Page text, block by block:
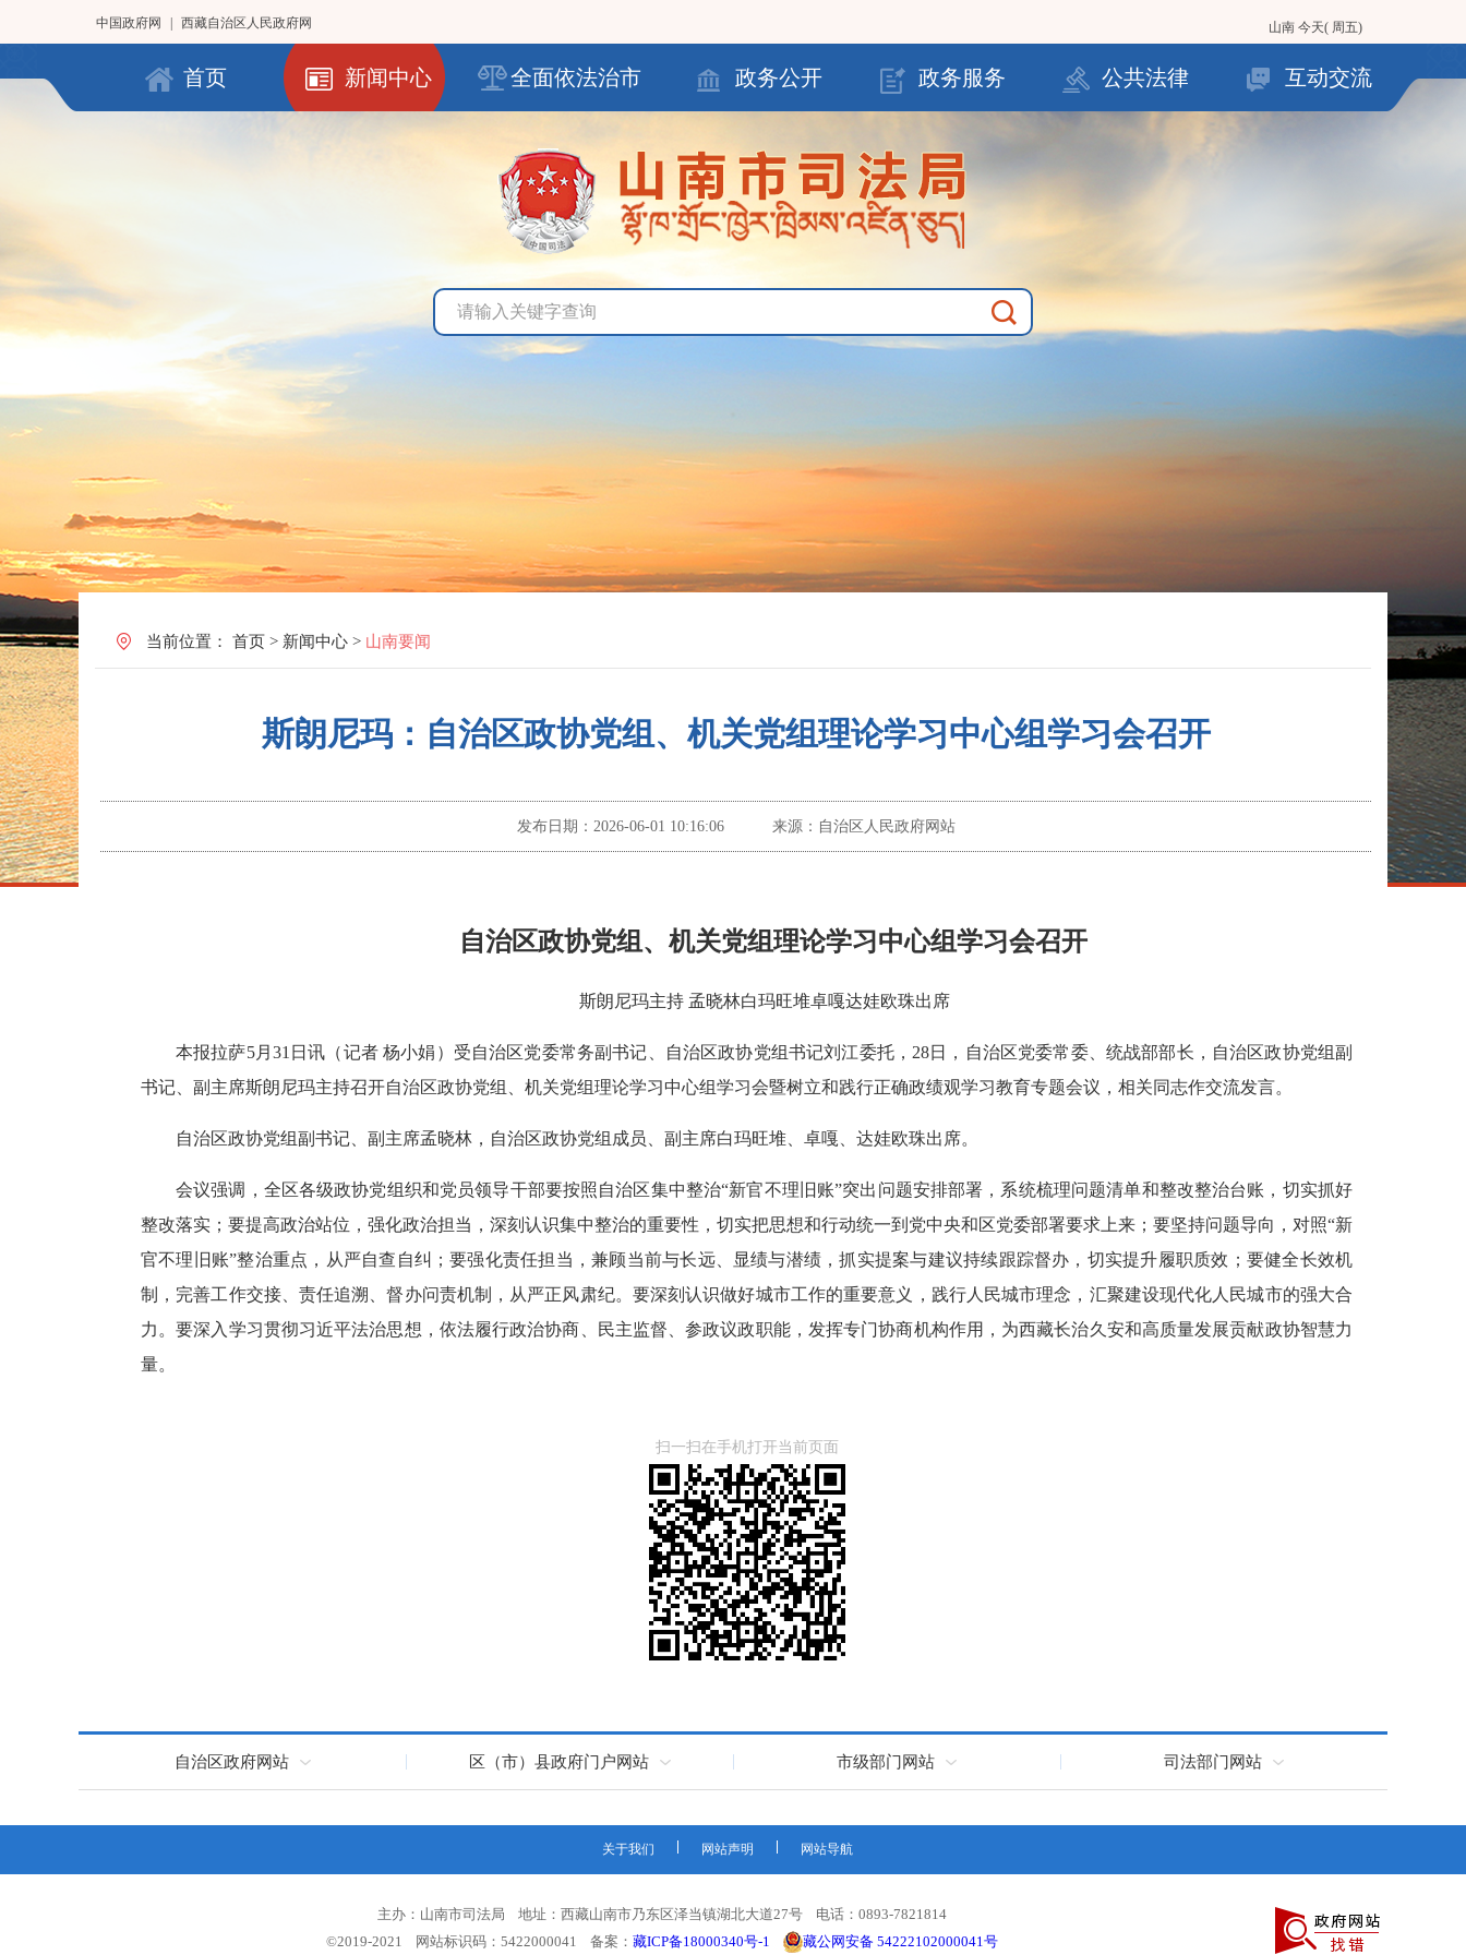
中国政府网 西藏自治区人民政府网 山南 今天( 周五)
首页 新闻中心 全面依法治市 政务公开 政务服务 公共法律 互动交流
当前位置： 首页 > 新闻中心 > 山南要闻
斯朗尼玛：自治区政协党组、机关党组理论学习中心组学习会召开
发布日期： 2026-06-01 10:16:06 来源： 自治区人民政府网站
自治区政协党组、机关党组理论学习中心组学习会召开
斯朗尼玛主持 孟晓林白玛旺堆卓嘎达娃欧珠出席
本报拉萨5月31日讯（记者 杨小娟）受自治区党委常务副书记、自治区政协党组书记刘江委托，28日，自治区党委常委、统战部部长，自治区政协党组副
书记、副主席斯朗尼玛主持召开自治区政协党组、机关党组理论学习中心组学习会暨树立和践行正确政绩观学习教育专题会议，相关同志作交流发言。
自治区政协党组副书记、副主席孟晓林，自治区政协党组成员、副主席白玛旺堆、卓嘎、达娃欧珠出席。
会议强调，全区各级政协党组织和党员领导干部要按照自治区集中整治“新官不理旧账”突出问题安排部署，系统梳理问题清单和整改整治台账，切实抓好
整改落实；要提高政治站位，强化政治担当，深刻认识集中整治的重要性，切实把思想和行动统一到党中央和区党委部署要求上来；要坚持问题导向，对照“新
官不理旧账”整治重点，从严自查自纠；要强化责任担当，兼顾当前与长远、显绩与潜绩，抓实提案与建议持续跟踪督办，切实提升履职质效；要健全长效机
制，完善工作交接、责任追溯、督办问责机制，从严正风肃纪。要深刻认识做好城市工作的重要意义，践行人民城市理念，汇聚建设现代化人民城市的强大合
力。要深入学习贯彻习近平法治思想，依法履行政治协商、民主监督、参政议政职能，发挥专门协商机构作用，为西藏长治久安和高质量发展贡献政协智慧力
量。
扫一扫在手机打开当前页面
自治区政府网站 区（市）县政府门户网站 市级部门网站 司法部门网站
关于我们 网站声明 网站导航
主办：山南市司法局 地址：西藏山南市乃东区泽当镇湖北大道27号 电话：0893-7821814
©2019-2021 网站标识码：5422000041 备案： 藏ICP备18000340号-1 藏公网安备 54222102000041号